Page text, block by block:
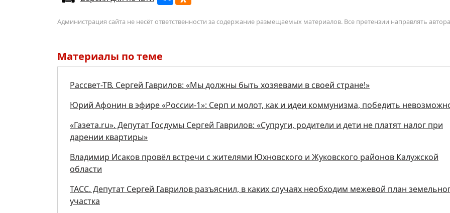
Администрация сайта не несёт ответственности за содержание размещаемых материалов. Все претензии направлять
Материалы по теме
Рассвет-ТВ. Сергей Гаврилов: «Мы должны быть хозяевами в своей стране!»
Юрий Афонин в эфире «России-1»: Серп и молот, как и идеи коммунизма, победить
«Газета.ru». Депутат Госдумы Сергей Гаврилов: «Супруги, родители и дети не платят налог при
дарении квартиры»
Владимир Исаков провёл встречи с жителями Юхновского и Жуковского районов Калужской
области
ТАСС. Депутат Сергей Гаврилов разъяснил, в каких случаях необходим межевой план
участка